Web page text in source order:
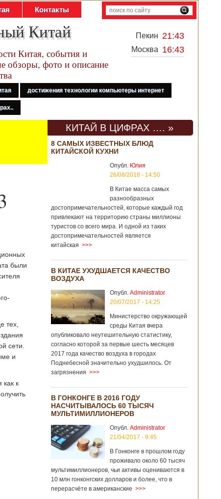
Контакты
Китай
Китая, события и
обзоры, фото и описание
Пекин 21:43
Москва 16:43
достижения технологии компьютеры интернет
были
тех,
сети.
и
как к
КИТАЙ В ЦИФРАХ …. »
8 САМЫХ ИЗВЕСТНЫХ БЛЮД
КИТАЙСКОЙ КУХНИ
Опубл. Юлия
26/08/2018 - 14:50
В Китае масса самых
разнообразных
достопримечательностей, которые каждый год
привлекают на территорию страны миллионы
туристов со всего мира. И одной из таких
достопримечательностей является
китайская >>>
В КИТАЕ УХУДШАЕТСЯ КАЧЕСТВО
ВОЗДУХА
Опубл. Administrator
20/07/2017 - 14:25
Министерство окружающей
среды Китая вчера
опубликовало неутешительную статистику,
согласно которой за первые шесть месяцев
2017 года качество воздуха в городах
Поднебесной значительно ухудшилось. От
загрязнения >>>
В ГОНКОНГЕ В 2016 ГОДУ
НАСЧИТЫВАЛОСЬ 60 ТЫСЯЧ
МУЛЬТИМИЛЛИОНЕРОВ
Опубл. Administrator
21/04/2017 - 9:45
В Гонконге в прошлом году
проживало около 60 тысяч
мультимиллионеров, чьи активы оцениваются в
10 млн гонконгских долларов и более, что в
перерасчёте в американские >>>